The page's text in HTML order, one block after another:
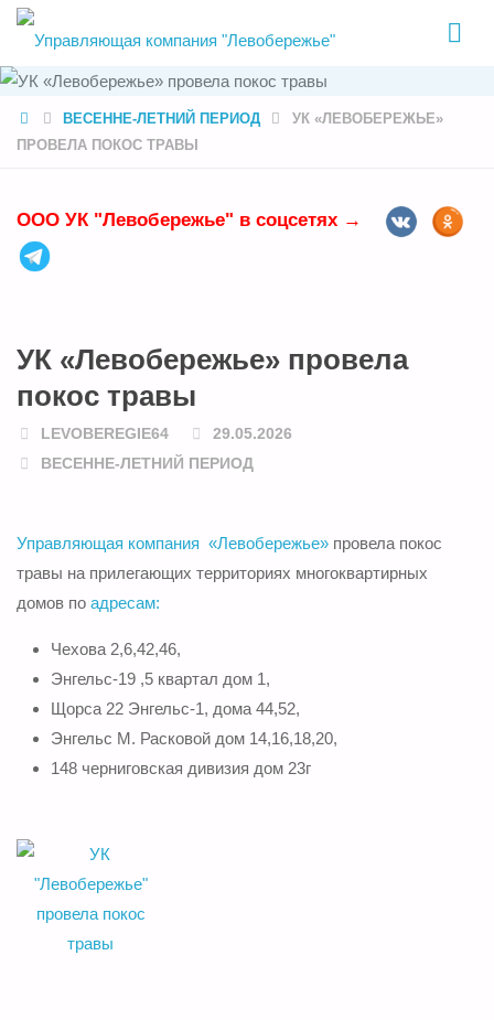
HOMEВЕСЕННЕ-ЛЕТНИЙ ПЕРИОД
УК «ЛЕВОБЕРЕЖЬЕ»
ПРОВЕЛА ПОКОС ТРАВЫ
ООО УК "Левобережье" в соцсетях →
УК «Левобережье» провела
покос травы
LEVOBEREGIE64
29.05.2026
ВЕСЕННЕ-ЛЕТНИЙ ПЕРИОД
Управляющая компания «Левобережье» провела покос
травы на прилегающих территориях многоквартирных
домов поадресам:
Чехова 2,6,42,46,
Энгельс-19 ,5 квартал дом 1,
Щорса 22 Энгельс-1, дома 44,52,
Энгельс М. Расковой дом 14,16,18,20,
148 черниговская дивизия дом 23г